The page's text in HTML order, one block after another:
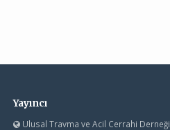
Yayıncı
Ulusal Travma ve Acil Cerrahi Derneği